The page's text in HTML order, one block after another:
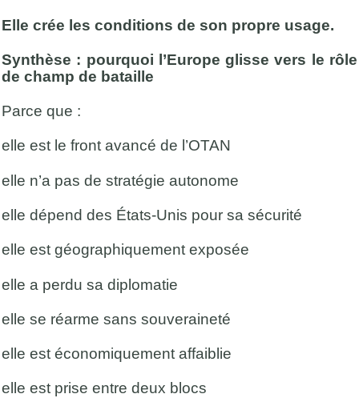
Elle crée les conditions de son propre usage.
Synthèse : pourquoi l’Europe glisse vers le rôle
de champ de bataille
Parce que :
elle est le front avancé de l’OTAN
elle n’a pas de stratégie autonome
elle dépend des États-Unis pour sa sécurité
elle est géographiquement exposée
elle a perdu sa diplomatie
elle se réarme sans souveraineté
elle est économiquement affaiblie
elle est prise entre deux blocs